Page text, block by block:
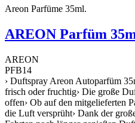
Areon Parfüme 35ml.
AREON Parfüm
AREON
PFB14
› Duftspray Areon Autoparfüm
frisch oder fruchtig› Die große
offen› Ob auf den mitgelieferten
die Luft versprüht› Dank der